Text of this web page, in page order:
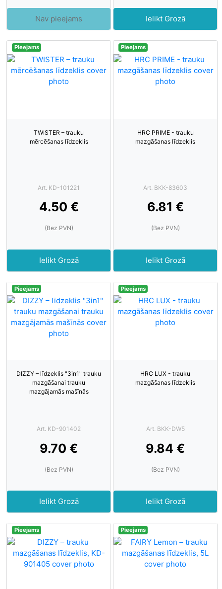
Nav pieejams Ielikt Grozā
Pieejams
TWISTER – trauku
mērcēšanas līdzeklis
Art. KD-101221
4.50 €
(Bez PVN)
Ielikt Grozā
Pieejams
HRC PRIME - trauku
mazgāšanas līdzeklis
Art. BKK-83603
6.81 €
(Bez PVN)
Ielikt Grozā
Pieejams
DIZZY – līdzeklis "3in1" trauku
mazgāšanai trauku
mazgājamās mašīnās
Art. KD-901402
9.70 €
(Bez PVN)
Ielikt Grozā
Pieejams
HRC LUX - trauku
mazgāšanas līdzeklis
Art. BKK-DW5
9.84 €
(Bez PVN)
Ielikt Grozā
Pieejams Pieejams